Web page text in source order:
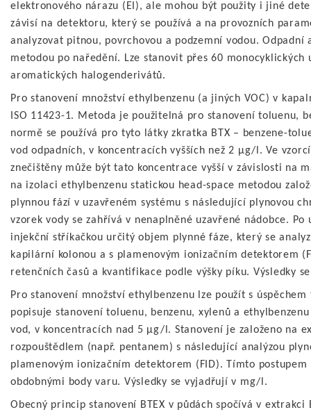
elektronového nárazu (EI), ale mohou být použity i jiné
závisí na detektoru, který se používá a na provozních
analyzovat pitnou, povrchovou a podzemní vodou. Odpadní
metodou po naředění. Lze stanovit přes 60
aromatických halogenderivátů.
Pro stanovení množství ethylbenzenu (a jiných VOC) v
ISO 11423-1. Metoda je použitelná pro stanovení toluenu,
normě se používá pro tyto látky zkratka BTX – benzene-
vod odpadních, v koncentracích vyšších než 2 µg/l. Ve
znečištěny může být tato koncentrace vyšší v závislosti na
na izolaci ethylbenzenu statickou head-space metodou
plynnou fází v uzavřeném systému s následující plynovou
vzorek vody se zahřívá v nenaplněné uzavřené nádobce.
injekční stříkačkou určitý objem plynné fáze, který se
kapilární kolonou a s plamenovým ionizačním detektorem
retenčních časů a kvantifikace podle výšky píku. Výsledky
Pro stanovení množství ethylbenzenu lze použít s
popisuje stanovení toluenu, benzenu, xylenů a
vod, v koncentracích nad 5 µg/l. Stanovení je založeno na
rozpouštědlem (např. pentanem) s následující analýzou
plamenovým ionizačním detektorem (FID). Tímto
obdobnými body varu. Výsledky se vyjadřují v mg/l.
Obecný princip stanovení BTEX v půdách spočívá v extrakci